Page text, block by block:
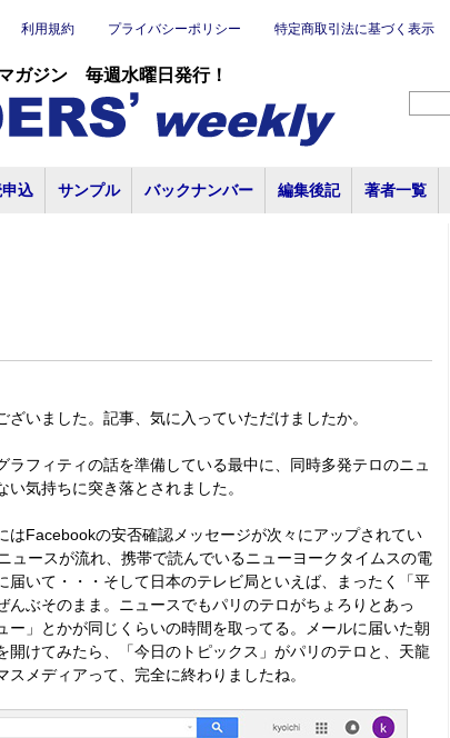
ガジン 毎週水曜日発行！
利用規約 プライバシーポリシー 特定商取引法に基づく表示
申込 サンプル バックナンバー 編集後記 著者一覧
いました。記事、気に入っていただけましたか。
フィティの話を準備している最中に、同時多発テロのニュ
気持ちに突き落とされました。
はFacebookの安否確認メッセージが次々にアップされてい
ュースが流れ、携帯で読んでいるニューヨークタイムスの電
届いて・・・そして日本のテレビ局といえば、まったく「平
ぶそのまま。ニュースでもパリのテロがちょろりとあっ
ー」とかが同じくらいの時間を取ってる。メールに届いた朝
開けてみたら、「今日のトピックス」がパリのテロと、天龍
メディアって、完全に終わりましたね。